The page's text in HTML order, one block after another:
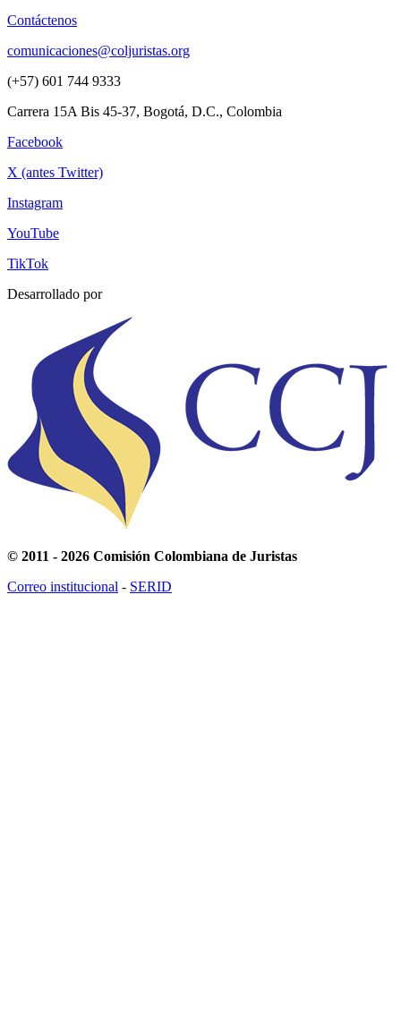
Contáctenos
comunicaciones@coljuristas.org
(+57) 601 744 9333
Carrera 15A Bis 45-37, Bogotá, D.C., Colombia
Facebook
X (antes Twitter)
Instagram
YouTube
TikTok
Desarrollado por
© 2011 - 2026 Comisión Colombiana de Juristas
Correo institucional - SERID